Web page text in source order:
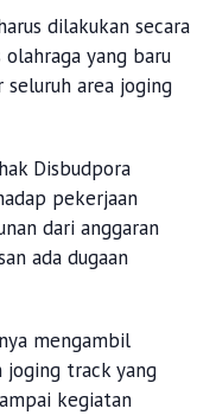
dilakukan secara
yang baru
area joging
Disbudpora
pekerjaan
dari anggaran
ada dugaan
mengambil
joging track yang
kegiatan